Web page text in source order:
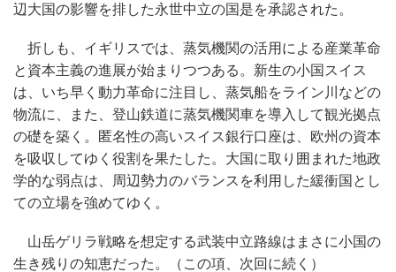
辺大国の影響を排した永世中立の国是を承認された。
折しも、イギリスでは、蒸気機関の活用による産業革命
と資本主義の進展が始まりつつある。新生の小国スイス
は、いち早く動力革命に注目し、蒸気船をライン川などの
物流に、また、登山鉄道に蒸気機関車を導入して観光拠点
の礎を築く。匿名性の高いスイス銀行口座は、欧州の資本
を吸収してゆく役割を果たした。大国に取り囲まれた地政
学的な弱点は、周辺勢力のバランスを利用した緩衝国とし
ての立場を強めてゆく。
山岳ゲリラ戦略を想定する武装中立路線はまさに小国の
生き残りの知恵だった。（この項、次回に続く）